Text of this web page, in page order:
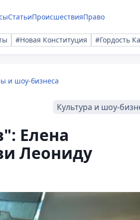
СтатьиПроисшествияПраво
#Новая Конституция #Гордость
и шоу-бизнеса
Культура и шоу-
Елена
Леониду